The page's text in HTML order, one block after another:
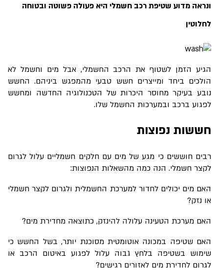
ונראה מדוע שטיפת רכב חשמלי היא פעולה פשוטה ובטוחה
לחלוטין
הגיע הזמן לשטוף את הרכב החשמלי, אבל מים וחשמל לא
הולכים ביחד ומייצרים חשש טבעי מהמפגש ביניהם. החשש
נובע בעיקר מחוסר היכרות של הטכנולוגיה החדשה ומחשש
לפגוע ברכב ובמערכות החשמל שלו.
חששות נפוצות
רבים חוששים כי מגע של מים עם חלקים חשמליים עלול לגרום
לקצר חשמלי. הנה כמה מהשאלות הנפוצות:
האם מים יכולים לחדור למערכת החשמלית ולגרום לקצר חשמלי
או נזק?
האם מערכת הטעינה עלולה להינזק, כתוצאה מחדירת מים?
האם שטיפה במכונה אוטומטית מסוכנת יותר, בשל החשש כי
שימוש בשטיפה בלחץ גבוה עלול לפגוע באיטום הרכב או
לגרום לחדירת מים לאזורים רגישים?